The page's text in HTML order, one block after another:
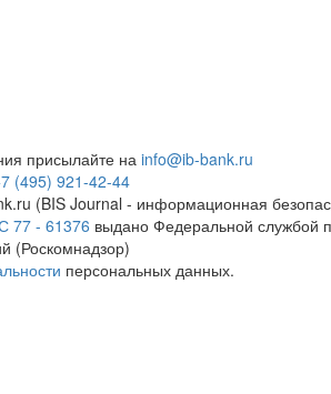
присылайте наinfo@ib-bank.ru
(495) 921-42-44
(BIS Journal - информационная
77 - 61376 выдано Федеральной службой
(Роскомнадзор)
персональных данных.